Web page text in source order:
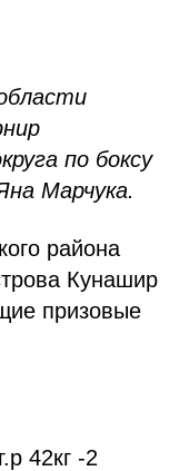
по боксу
Марчука.
района
Кунашир
призовые
42кг -2